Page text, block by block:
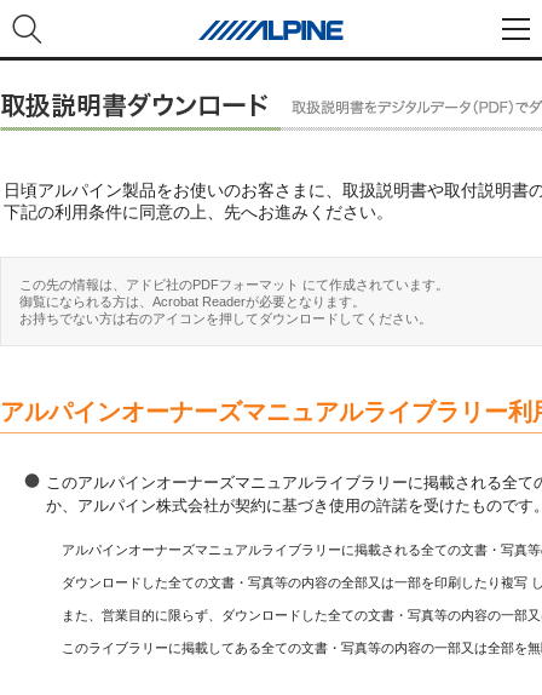
日頃アルパイン製品をお使いのお客さまに、取扱説明書や取付説明書
下記の利用条件に同意の上、先へお進みください。
この先の情報は、アドビ社のPDFフォーマット にて作成されています。
御覧になられる方は、Acrobat Readerが必要となります。
お持ちでない方は右のアイコンを押してダウンロードしてください。
アルパインオーナーズマニュアルライブラリー利
このアルパインオーナーズマニュアルライブラリーに掲載される全
か、アルパイン株式会社が契約に基づき使用の許諾を受けたもので
アルパインオーナーズマニュアルライブラリーに掲載される全ての文書・写真
ダウンロードした全ての文書・写真等の内容の全部又は一部を印刷したり複写
また、営業目的に限らず、ダウンロードした全ての文書・写真等の内容の一
このライブラリーに掲載してある全ての文書・写真等の内容の一部又は全部を